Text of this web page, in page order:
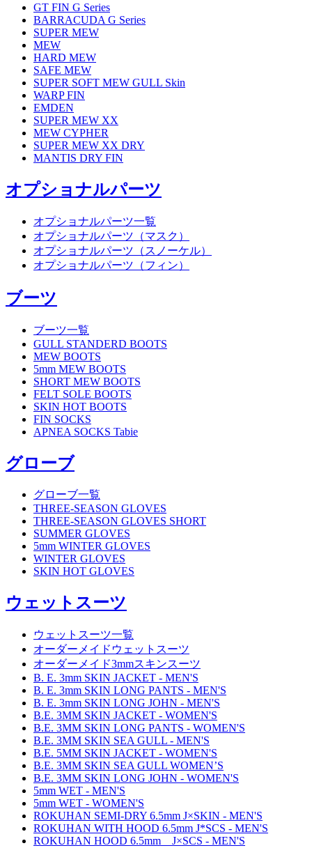
GT FIN G Series
BARRACUDA G Series
SUPER MEW
MEW
HARD MEW
SAFE MEW
SUPER SOFT MEW GULL Skin
WARP FIN
EMDEN
SUPER MEW XX
MEW CYPHER
SUPER MEW XX DRY
MANTIS DRY FIN
オプショナルパーツ
オプショナルパーツ一覧
オプショナルパーツ（マスク）
オプショナルパーツ（スノーケル）
オプショナルパーツ（フィン）
ブーツ
ブーツ一覧
GULL STANDERD BOOTS
MEW BOOTS
5mm MEW BOOTS
SHORT MEW BOOTS
FELT SOLE BOOTS
SKIN HOT BOOTS
FIN SOCKS
APNEA SOCKS Tabie
グローブ
グローブ一覧
THREE-SEASON GLOVES
THREE-SEASON GLOVES SHORT
SUMMER GLOVES
5mm WINTER GLOVES
WINTER GLOVES
SKIN HOT GLOVES
ウェットスーツ
ウェットスーツ一覧
オーダーメイドウェットスーツ
オーダーメイド3mmスキンスーツ
B. E. 3mm SKIN JACKET - MEN'S
B. E. 3mm SKIN LONG PANTS - MEN'S
B. E. 3mm SKIN LONG JOHN - MEN'S
B.E. 3MM SKIN JACKET - WOMEN'S
B.E. 3MM SKIN LONG PANTS - WOMEN'S
B.E. 3MM SKIN SEA GULL - MEN'S
B.E. 5MM SKIN JACKET - WOMEN'S
B.E. 3MM SKIN SEA GULL WOMEN’S
B.E. 3MM SKIN LONG JOHN - WOMEN'S
5mm WET - MEN'S
5mm WET - WOMEN'S
ROKUHAN SEMI-DRY 6.5mm J×SKIN - MEN'S
ROKUHAN WITH HOOD 6.5mm J*SCS - MEN'S
ROKUHAN HOOD 6.5mm J×SCS - MEN'S